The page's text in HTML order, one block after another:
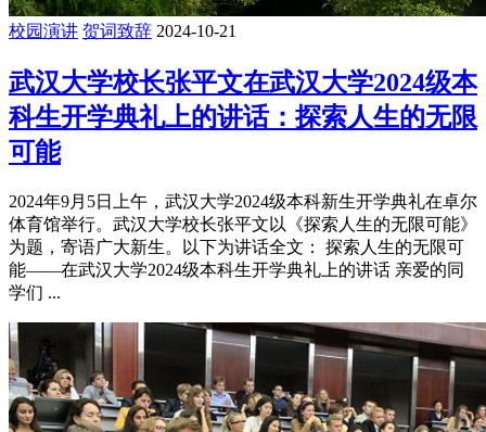
校园演讲 贺词致辞 2024-10-21
武汉大学校长张平文在武汉大学2024级本
科生开学典礼上的讲话：探索人生的无限
可能
2024年9月5日上午，武汉大学2024级本科新生开学典礼在卓尔
体育馆举行。武汉大学校长张平文以《探索人生的无限可能》
为题，寄语广大新生。以下为讲话全文： 探索人生的无限可
能——在武汉大学2024级本科生开学典礼上的讲话 亲爱的同
学们 ...